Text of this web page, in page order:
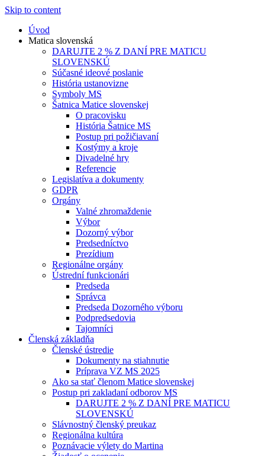
Skip to content
Úvod
Matica slovenská
DARUJTE 2 % Z DANÍ PRE MATICU
SLOVENSKÚ
Súčasné ideové poslanie
História ustanovizne
Symboly MS
Šatnica Matice slovenskej
O pracovisku
História Šatnice MS
Postup pri požičiavaní
Kostýmy a kroje
Divadelné hry
Referencie
Legislatíva a dokumenty
GDPR
Orgány
Valné zhromaždenie
Výbor
Dozorný výbor
Predsedníctvo
Prezídium
Regionálne orgány
Ústrední funkcionári
Predseda
Správca
Predseda Dozorného výboru
Podpredsedovia
Tajomníci
Členská základňa
Členské ústredie
Dokumenty na stiahnutie
Príprava VZ MS 2025
Ako sa stať členom Matice slovenskej
Postup pri zakladaní odborov MS
DARUJTE 2 % Z DANÍ PRE MATICU
SLOVENSKÚ
Slávnostný členský preukaz
Regionálna kultúra
Poznávacie výlety do Martina